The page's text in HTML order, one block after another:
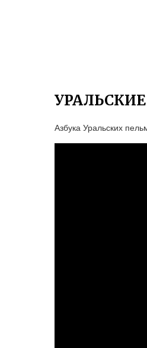
Азбука Уральских